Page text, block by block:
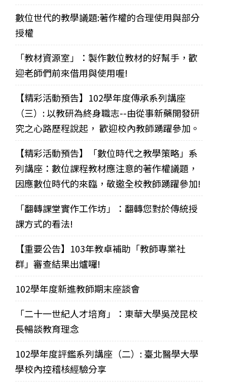
數位世代的教學議題:著作權的合理使用與部分
授權
「教材資源室」：製作數位教材的好幫手，歡
迎老師們前來借用與使用喔!
【精彩活動預告】102學年度傳承系列講座
（三）: 以教研為終身職志--由從事新藥開發研
究之心路歷程說起， 歡迎校內教師踴躍參加。
【精彩活動預告】「數位時代之教學策略」系
列講座：數位課程教材應注意的著作權議題，
因應數位時代的來臨，敬邀全校教師踴躍參加!
「翻轉課堂實作工作坊」：翻轉您對於傳統授
課方式的看法!
【重要公告】103年教卓補助「教師專業社
群」審查結果出爐囉!
102學年度新進教師期末座談會
「二十一世紀人才培育」：東華大學吳茂昆校
長暢談教育理念
102學年度評鑑系列講座（二）: 臺北醫學大學
學校內控稽核經驗分享